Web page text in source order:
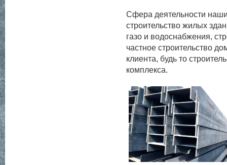
Сфера деятельности
строительство жилых
газо и водоснабжения,
частное строительство
клиента, будь то
комплекса.